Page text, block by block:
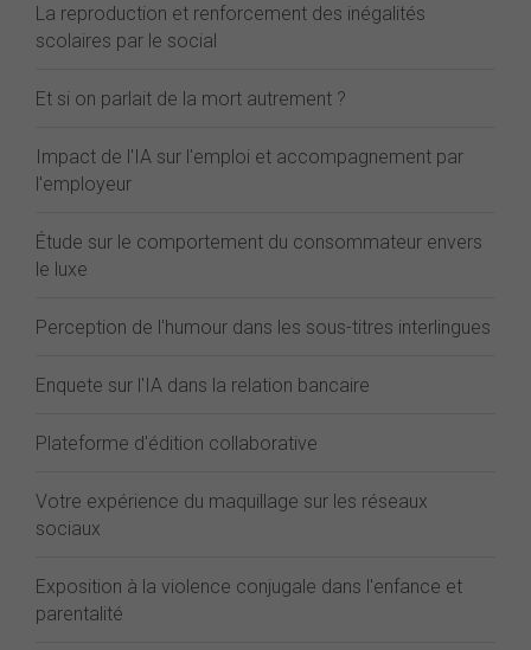
La reproduction et renforcement des inégalités
scolaires par le social
Et si on parlait de la mort autrement ?
Impact de l'IA sur l'emploi et accompagnement par
l'employeur
Étude sur le comportement du consommateur envers
le luxe
Perception de l'humour dans les sous-titres interlingues
Enquete sur l'IA dans la relation bancaire
Plateforme d'édition collaborative
Votre expérience du maquillage sur les réseaux
sociaux
Exposition à la violence conjugale dans l'enfance et
parentalité